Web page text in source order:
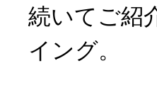
続いてご紹
イング。